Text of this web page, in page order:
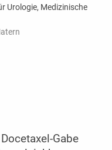
Urologie, Medizinische
Gabe